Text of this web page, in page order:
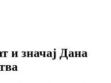
и значај Дана